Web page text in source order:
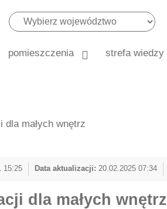
pomieszczenia strefa wiedzy
małych wnętrz
15:25 Data aktualizacji: 20.02.2025 07:34
dla małych wnętrz